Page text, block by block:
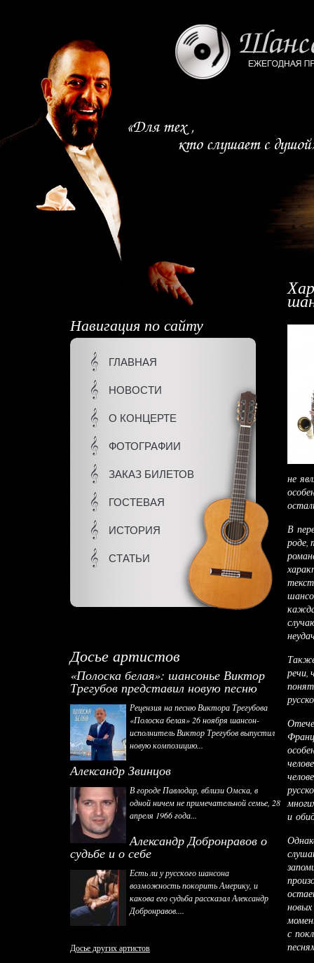
Навигация по сайту
ГЛАВНАЯ
НОВОСТИ
О КОНЦЕРТЕ
ФОТОГРАФИИ
ЗАКАЗ БИЛЕТОВ
ГОСТЕВАЯ
ИСТОРИЯ
СТАТЬИ
Досье артистов
«Полоска белая»: шансонье Виктор
Трегубов представил новую песню
Рецензия на песню Виктора Трегубова
«Полоска белая» 26 ноября шансон-
исполнитель Виктор Трегубов выпустил
новую композицию...
Александр Звинцов
В городе Павлодар, вблизи Омска, в
одной ничем не примечательной семье, 28
апреля 1966 года...
Александр Добронравов о
судьбе и о себе
Есть ли у русского шансона
возможность покорить Америку, и
какова его судьба рассказал Александр
Добронравов....
Досье других артистов
не
В
роде,
речи,
и
новых
с